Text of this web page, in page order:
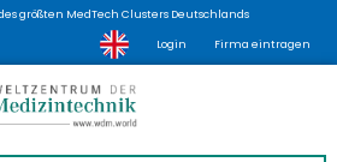
größten MedTech Clusters Deutschlands
Login Firma eintragen